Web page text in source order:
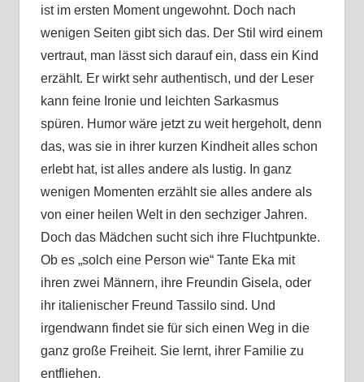
ist im ersten Moment ungewohnt. Doch nach
wenigen Seiten gibt sich das. Der Stil wird einem
vertraut, man lässt sich darauf ein, dass ein Kind
erzählt. Er wirkt sehr authentisch, und der Leser
kann feine Ironie und leichten Sarkasmus
spüren. Humor wäre jetzt zu weit hergeholt, denn
das, was sie in ihrer kurzen Kindheit alles schon
erlebt hat, ist alles andere als lustig. In ganz
wenigen Momenten erzählt sie alles andere als
von einer heilen Welt in den sechziger Jahren.
Doch das Mädchen sucht sich ihre Fluchtpunkte.
Ob es „solch eine Person wie“ Tante Eka mit
ihren zwei Männern, ihre Freundin Gisela, oder
ihr italienischer Freund Tassilo sind. Und
irgendwann findet sie für sich einen Weg in die
ganz große Freiheit. Sie lernt, ihrer Familie zu
entfliehen.